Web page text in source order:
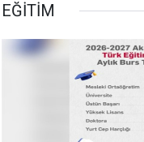
EĞİTİM